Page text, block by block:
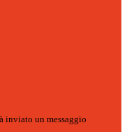
inviato un messaggio